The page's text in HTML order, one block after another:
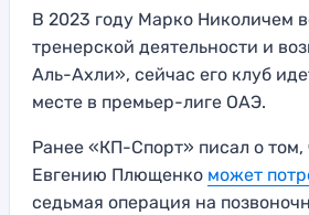
В 2023 году Марко Николичем
тренерской деятельности и
Аль-Ахли», сейчас его клуб
месте в премьер-лиге ОАЭ.
Ранее «КП-Спорт» писал о том,
Евгению Плющенко может
седьмая операция на